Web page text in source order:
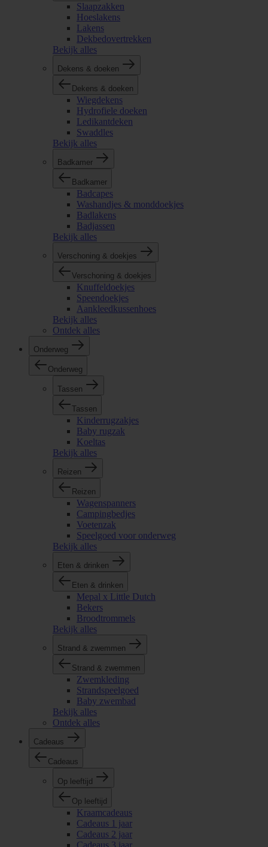
Slaapzakken
Hoeslakens
Lakens
Dekbedovertrekken
Bekijk alles
Dekens & doeken
Dekens & doeken
Wiegdekens
Hydrofiele doeken
Ledikantdeken
Swaddles
Bekijk alles
Badkamer
Badkamer
Badcapes
Washandjes & monddoekjes
Badlakens
Badjassen
Bekijk alles
Verschoning & doekjes
Verschoning & doekjes
Knuffeldoekjes
Speendoekjes
Aankleedkussenhoes
Bekijk alles
Ontdek alles
Onderweg
Onderweg
Tassen
Tassen
Kinderrugzakjes
Baby rugzak
Koeltas
Bekijk alles
Reizen
Reizen
Wagenspanners
Campingbedjes
Voetenzak
Speelgoed voor onderweg
Bekijk alles
Eten & drinken
Eten & drinken
Mepal x Little Dutch
Bekers
Broodtrommels
Bekijk alles
Strand & zwemmen
Strand & zwemmen
Zwemkleding
Strandspeelgoed
Baby zwembad
Bekijk alles
Ontdek alles
Cadeaus
Cadeaus
Op leeftijd
Op leeftijd
Kraamcadeaus
Cadeaus 1 jaar
Cadeaus 2 jaar
Cadeaus 3 jaar